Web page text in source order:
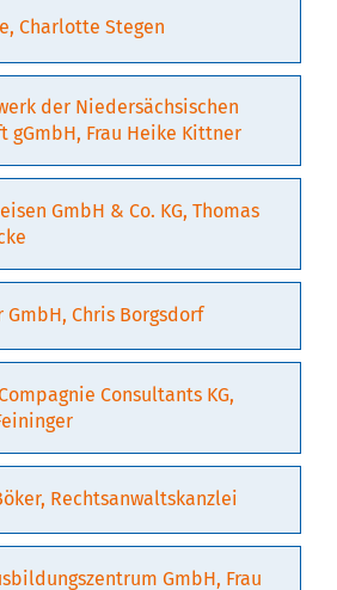
Charlotte Stegen
der Niedersächsischen
gGmbH, Frau Heike Kittner
GmbH & Co. KG, Thomas
Chris Borgsdorf
Consultants KG,
Rechtsanwaltskanzlei
GmbH, Frau